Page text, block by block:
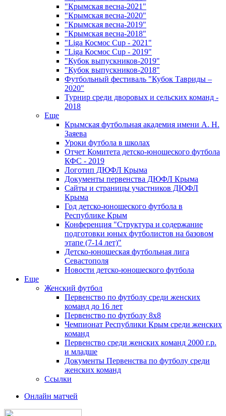
"Крымская весна-2021"
"Крымская весна-2020"
"Крымская весна-2019"
"Крымская весна-2018"
"Liga Космос Cup - 2021"
"Liga Космос Cup - 2019"
"Кубок выпускников-2019"
"Кубок выпускников-2018"
Футбольный фестиваль "Кубок Тавриды –
2020"
Турнир среди дворовых и сельских команд -
2018
Еще
Крымская футбольная академия имени А. Н.
Заяева
Уроки футбола в школах
Отчет Комитета детско-юношеского футбола
КФС - 2019
Логотип ДЮФЛ Крыма
Документы первенства ДЮФЛ Крыма
Сайты и страницы участников ДЮФЛ
Крыма
Год детско-юношеского футбола в
Республике Крым
Конференция "Структура и содержание
подготовки юных футболистов на базовом
этапе (7-14 лет)"
Детско-юношеская футбольная лига
Севастополя
Новости детско-юношеского футбола
Еще
Женский футбол
Первенство по футболу среди женских
команд до 16 лет
Первенство по футболу 8х8
Чемпионат Республики Крым среди женских
команд
Первенство среди женских команд 2000 г.р.
и младше
Документы Первенства по футболу среди
женских команд
Ссылки
Онлайн матчей